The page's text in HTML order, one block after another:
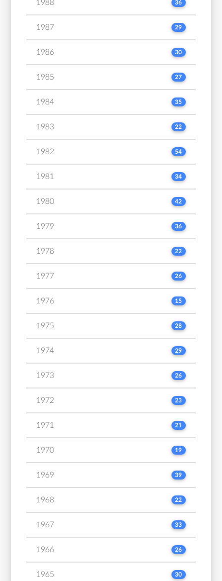
1988 36
1987 29
1986 30
1985 27
1984 35
1983 22
1982 54
1981 34
1980 42
1979 36
1978 22
1977 26
1976 15
1975 28
1974 29
1973 26
1972 23
1971 21
1970 19
1969 39
1968 22
1967 33
1966 26
1965 30